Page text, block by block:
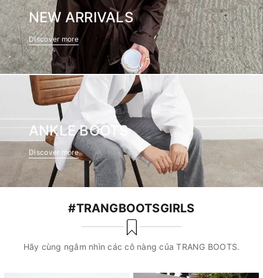
NEW ARRIVALS
Discover more
ANKLE BOOTS
Discover more
#TRANGBOOTSGIRLS
Hãy cùng ngắm nhìn các cô nàng của TRANG BOOTS.